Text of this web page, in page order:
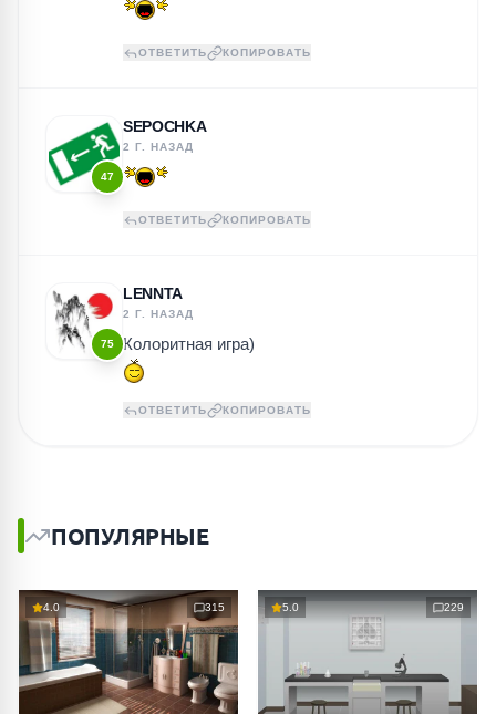
ОТВЕТИТЬ КОПИРОВАТЬ
47
SEPOCHKA
2 Г. НАЗАД
ОТВЕТИТЬ КОПИРОВАТЬ
75
LENNTA
2 Г. НАЗАД
Колоритная игра)
ОТВЕТИТЬ КОПИРОВАТЬ
ПОПУЛЯРНЫЕ
4.0 315 5.0 229